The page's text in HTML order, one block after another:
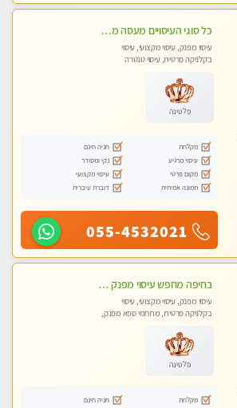
כל סוגי העיסויים מעסה מקצועית ואיכותית פרטי!!
עיסוי מפנק, עיסוי מקצועי, עיסוי
בקלניקה פרטית, עיסוי טנטרה
פלטינה
מקלחת
חניה חינם
עיסוי מרגיע
נקי ומסודר
מקום פרטי
עיסוי מקצועי
תמונה אמיתית
דוברת עיברית
055-4532021
בחיפה מחפש עיסוי מפנק ומרגיע ? בוא להכיר
עיסוי מפנק, עיסוי מקצועי, עיסוי
בקלניקה פרטית, מתחמי ספא מפנק,
פלטינה
מקלחת
חניה חינם